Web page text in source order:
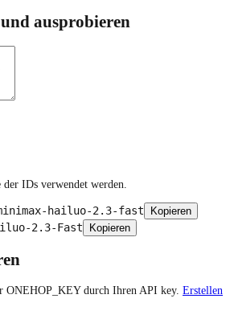
ausprobieren
IDs verwendet werden.
hailuo-2.3-fast
Kopieren
2.3-Fast Kopieren
ONEHOP_KEY durch Ihren API key. Erstellen